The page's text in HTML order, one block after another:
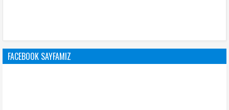
FACEBOOK SAYFAMIZ